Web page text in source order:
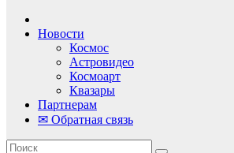
Новости
Космос
Астровидео
Космоарт
Квазары
Партнерам
✉ Обратная связь